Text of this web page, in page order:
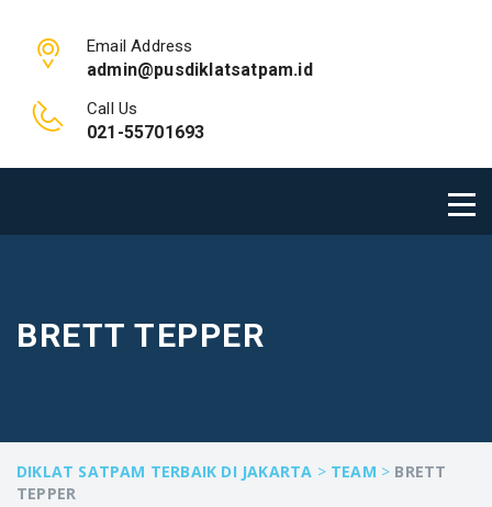
Email Address
admin@pusdiklatsatpam.id
Call Us
021-55701693
BRETT TEPPER
DIKLAT SATPAM TERBAIK DI JAKARTA > TEAM > BRETT
TEPPER